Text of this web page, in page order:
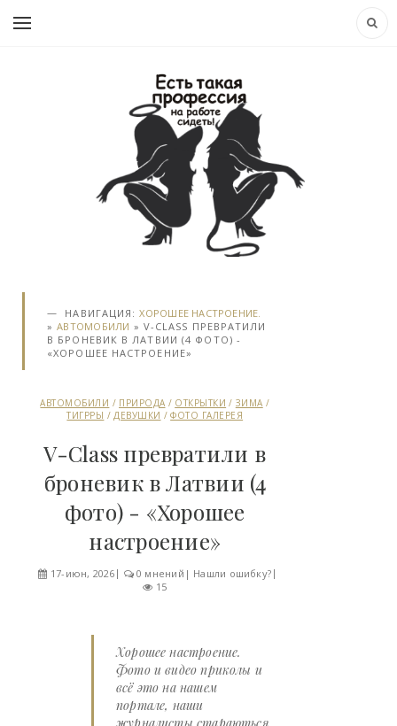
НАВИГАЦИЯ:ХОРОШЕЕ НАСТРОЕНИЕ.
»АВТОМОБИЛИ » V-CLASS ПРЕВРАТИЛИ
В БРОНЕВИК В ЛАТВИИ (4 ФОТО) -
«ХОРОШЕЕ НАСТРОЕНИЕ»
АВТОМОБИЛИ / ПРИРОДА / ОТКРЫТКИ / ЗИМА /
ТИГРРЫ /ДЕВУШКИ /ФОТО ГАЛЕРЕЯ
V-Class превратили в
броневик в Латвии (4
фото) - «Хорошее
настроение»
17-июн, 2026 0 мнений | Нашли ошибку?
15
Хорошее настроение.
Фото и видео приколы и
всё это на нашем
портале, наши